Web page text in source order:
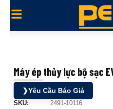
Máy ép thủy lực bộ sạc
❯Yêu Cầu Báo Giá
SKU: 2491-10116